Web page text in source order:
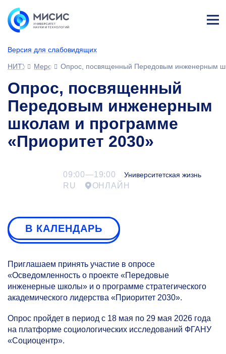
Версия для слабовидящих
ине
НИТУ МИСИСМероприятияОпрос, посвященный Передовым инженерным
Опрос, посвященный
Передовым инженерным
школам и программе
«Приоритет 2030»
09:00—19:00 Университетская жизнь
RU ОНЛАЙН
В КАЛЕНДАРЬ
Приглашаем принять участие в опросе
«Осведомленность о проекте «Передовые
инженерные школы» и о программе стратегического
академического лидерства «Приоритет 2030».
Опрос пройдет в период с 18 мая по 29 мая 2026 года
на платформе социологических исследований ФГАНУ
«Социоцентр».